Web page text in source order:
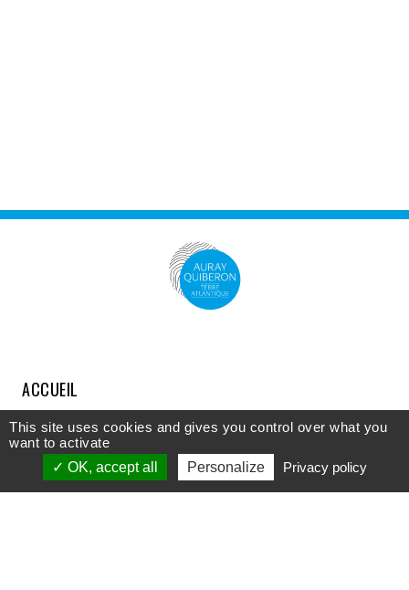
ACCUEIL
COMPRENDRE
DÉCOUVRIR
This site uses cookies and gives you control over what you
want to activate
OK, accept all
Personalize Privacy policy